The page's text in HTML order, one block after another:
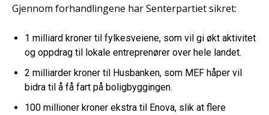
Gjennom forhandlingene har Senterpartiet sikret:
1 milliard kroner til fylkesveiene, som vil gi økt aktivitet
og oppdrag til lokale entreprenører over hele landet.
2 milliarder kroner til Husbanken, som MEF håper vil
bidra til å få fart på boligbyggingen.
100 millioner kroner ekstra til Enova, slik at flere